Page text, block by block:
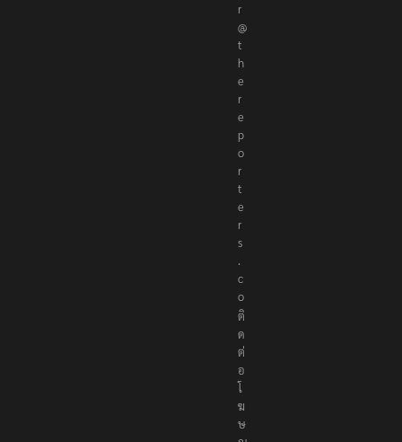
r
@
t
h
e
r
e
p
o
r
t
e
r
s
.
c
o
ติ
ด
ต่
อ
โ
ฆ
ษ